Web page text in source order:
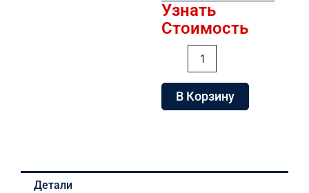
Узнать
Стоимость
контроллера
SUZUKI
V1
В Корзину
Детали